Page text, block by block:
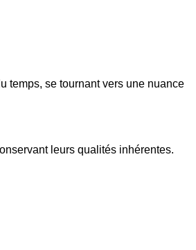
temps, se tournant vers une nuance
leurs qualités inhérentes.